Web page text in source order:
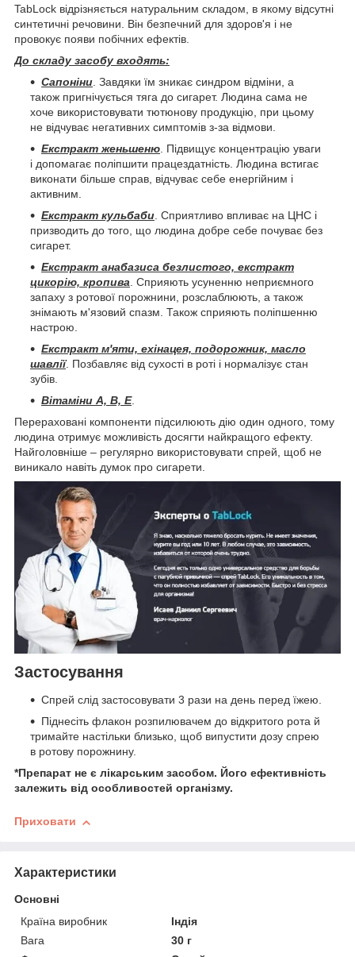
TabLock відрізняється натуральним складом, в якому відсутні
синтетичні речовини. Він безпечний для здоров'я і не
провокує появи побічних ефектів.
До складу засобу входять:
Сапоніни. Завдяки їм зникає синдром відміни, а
також пригнічується тяга до сигарет. Людина сама не
хоче використовувати тютюнову продукцію, при цьому
не відчуває негативних симптомів з-за відмови.
Екстракт женьшеню. Підвищує концентрацію уваги
і допомагає поліпшити працездатність. Людина встигає
виконати більше справ, відчуває себе енергійним і
активним.
Екстракт кульбаби. Сприятливо впливає на ЦНС і
призводить до того, що людина добре себе почуває без
сигарет.
Екстракт анабазиса безлистого, екстракт
цикорію, кропива. Сприяють усуненню неприємного
запаху з ротової порожнини, розслаблюють, а також
знімають м'язовий спазм. Також сприяють поліпшенню
настрою.
Екстракт м'яти, ехінацея, подорожник, масло
шавлії. Позбавляє від сухості в роті і нормалізує стан
зубів.
Вітаміни А, В, Е.
Перераховані компоненти підсилюють дію один одного, тому
людина отримує можливість досягти найкращого ефекту.
Найголовніше – регулярно використовувати спрей, щоб не
виникало навіть думок про сигарети.
Застосування
Спрей слід застосовувати 3 рази на день перед їжею.
Піднесіть флакон розпилювачем до відкритого рота й
тримайте настільки близько, щоб випустити дозу спрею
в ротову порожнину.
*Препарат не є лікарським засобом. Його ефективність
залежить від особливостей організму.
Приховати
Характеристики
Основні
Країна виробник
Індія
Вага
30 г